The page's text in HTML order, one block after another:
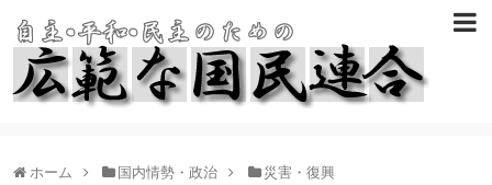
ホーム 国内情勢・政治 災害・復興